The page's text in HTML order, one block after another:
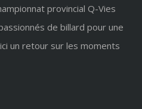
provincial Q-Vies
de billard pour une
un retour sur les moments